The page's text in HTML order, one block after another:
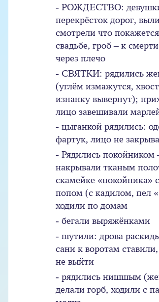
- РОЖДЕСТВО: девушки
перекрёсток дорог,
смотрели что
свадьбе, гроб – к
через плечо
- СВЯТКИ: рядились
(углём измажутся,
изнанку вывернут);
лицо завешивали
- цыганкой рядились:
фартук, лицо не
- Рядились покойником
накрывали тканым
скамейке «покойника»
попом (с кадилом, пел
ходили по домам
- бегали выряжёнками
- шутили: дрова
сани к воротам
не выйти
- рядились нишшым
делали горб, ходили с